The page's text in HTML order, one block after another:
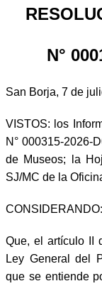
N°
San Borja, 7 de
VISTOS: los
N° 000315-2026-
de Museos; la
SJ/MC de la
CONSIDERANDO:
Que, el artículo II
Ley General del
que se entiende